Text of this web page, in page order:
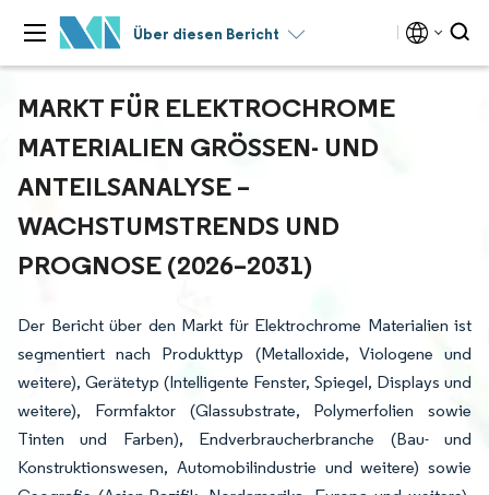
Über diesen Bericht
MARKT FÜR ELEKTROCHROME
MATERIALIEN GRÖSSEN- UND A
NTEILSANALYSE – W
ACHSTUMSTRENDS UND P
ROGNOSE (2026–2031)
Der Bericht über den Markt für Elektrochrome Materialien ist
segmentiert nach Produkttyp (Metalloxide, Viologene und
weitere), Gerätetyp (Intelligente Fenster, Spiegel, Displays und
weitere), Formfaktor (Glassubstrate, Polymerfolien sowie
Tinten und Farben), Endverbraucherbranche (Bau- und
Konstruktionswesen, Automobilindustrie und weitere) sowie